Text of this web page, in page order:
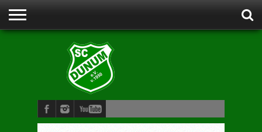
ANSPRECHPARTNER
SCHWIMMEN
KINDERTURNEN
BOGENSCHIESSEN
DAMENGYMNASTIK